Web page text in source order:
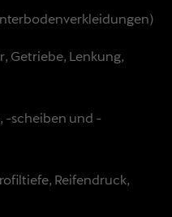
Getriebe, Lenkung,
-scheiben und -
Reifendruck,